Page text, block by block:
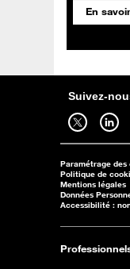
En
Suivez-
Suivez-nous sur twitter - ouverture dans un nouvel onglet Suivez-nous sur linkedin - ouverture dans un nouvel onglet
Paramétrage des
Politique de
Mentions légales
Données
Accessibilité :